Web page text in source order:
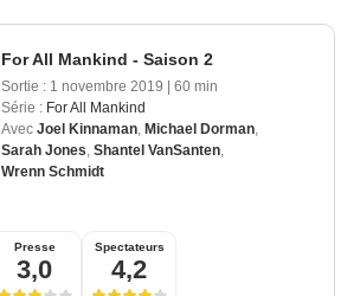
For All Mankind - Saison 2
Sortie : 1 novembre 2019 | 60 min
Série : For All Mankind
Avec Joel Kinnaman Michael Dorman
Sarah Jones Shantel VanSanten
Wrenn Schmidt
Presse
3,0
Spectateurs
4,2